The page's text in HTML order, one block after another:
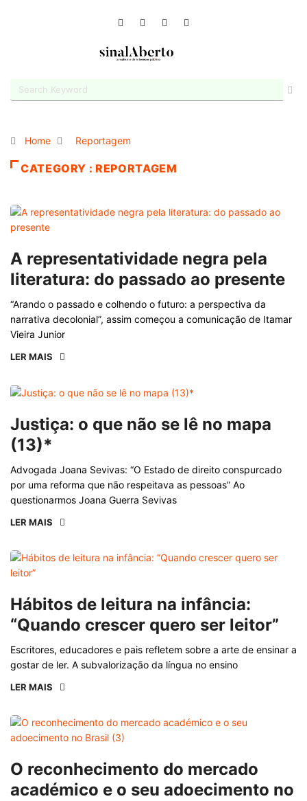
Home Reportagem
CATEGORY : REPORTAGEM
A representatividade negra pela
literatura: do passado ao presente
“Arando o passado e colhendo o futuro: a perspectiva da
narrativa decolonial”, assim começou a comunicação de Itamar
Vieira Junior
LER MAIS
Justiça: o que não se lê no mapa
(13)*
Advogada Joana Sevivas: “O Estado de direito conspurcado
por uma reforma que não respeitava as pessoas” Ao
questionarmos Joana Guerra Sevivas
LER MAIS
Hábitos de leitura na infância:
“Quando crescer quero ser leitor”
Escritores, educadores e pais refletem sobre a arte de ensinar a
gostar de ler. A subvalorização da língua no ensino
LER MAIS
O reconhecimento do mercado
académico e o seu adoecimento no